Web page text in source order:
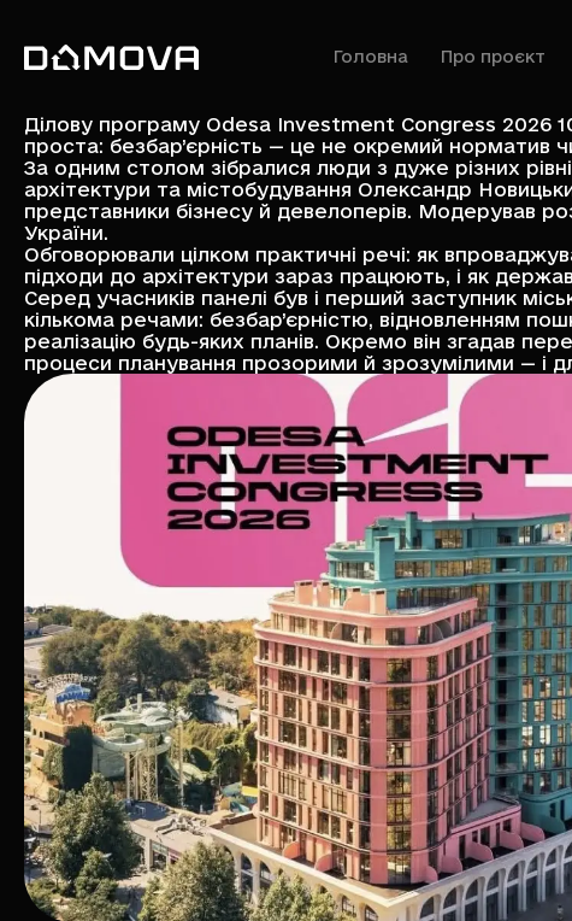
Головна Про проєкт
Ділову програму Odesa Investment Congress 2026
проста: безбар’єрність — це не окремий норматив
За одним столом зібралися люди з дуже різних
архітектури та містобудування Олександр
представники бізнесу й девелоперів. Модерував
України.
Обговорювали цілком практичні речі: як
підходи до архітектури зараз працюють, і як
Серед учасників панелі був і перший заступник
кількома речами: безбар’єрністю, відновленням
реалізацію будь-яких планів. Окремо він згадав
процеси планування прозорими й зрозумілими — і